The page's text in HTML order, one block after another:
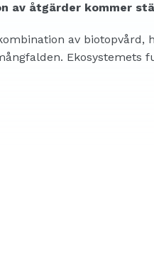
av åtgärder kommer
av
Ekosystemets